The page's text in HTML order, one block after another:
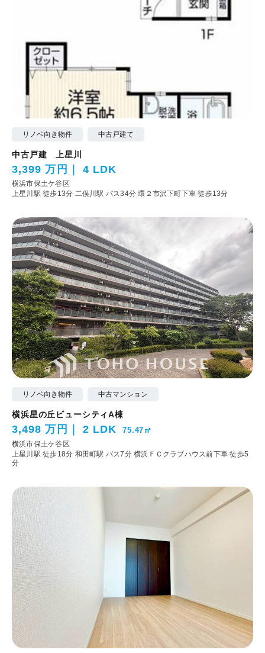
リノベ向き物件 中古戸建て
中古戸建 上星川
3,399 万円 4 LDK
横浜市保土ケ谷区
上星川駅 徒歩13分 二俣川駅 バス34分 環２市沢下町下車 徒歩13分
リノベ向き物件 中古マンション
横浜星の丘ビューシティA棟
3,498 万円 2 LDK 75.47㎡
横浜市保土ケ谷区
上星川駅 徒歩18分 和田町駅 バス7分 横浜ＦＣクラブハウス前下車 徒歩5
分